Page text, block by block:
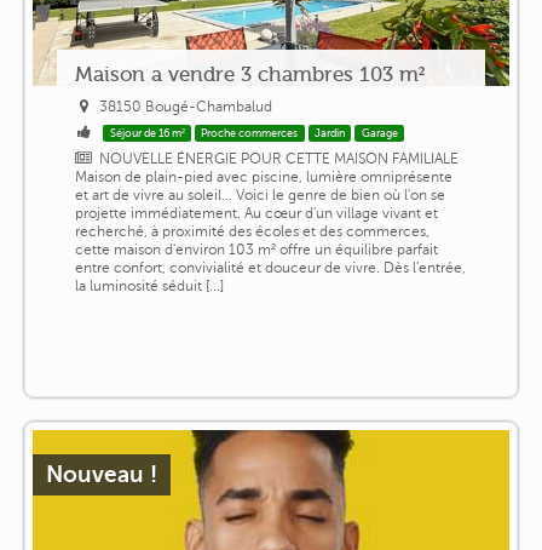
Maison a vendre 3 chambres 103 m²
38150 Bougé-Chambalud
Séjour de 16 m² Proche commerces Jardin Garage
NOUVELLE ÉNERGIE POUR CETTE MAISON FAMILIALE
Maison de plain-pied avec piscine, lumière omniprésente
et art de vivre au soleil… Voici le genre de bien où l'on se
projette immédiatement. Au cœur d'un village vivant et
recherché, à proximité des écoles et des commerces,
cette maison d'environ 103 m² offre un équilibre parfait
entre confort, convivialité et douceur de vivre. Dès l'entrée,
la luminosité séduit [...]
Nouveau !